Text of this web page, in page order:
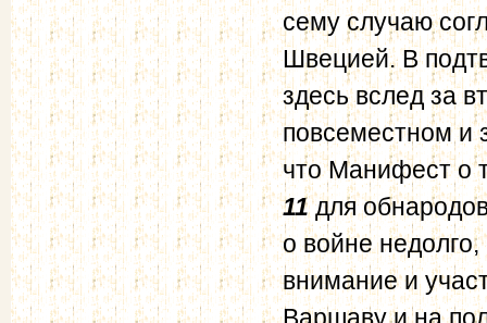
сему случаю
Швецией. В
здесь вслед за
повсеместном и
что Манифест о
11для
о войне
внимание и
Варшаву и на